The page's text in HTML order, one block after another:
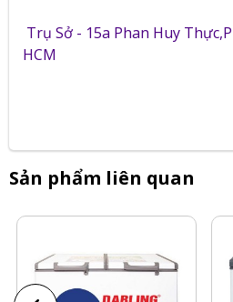
Trụ Sở - 15a Phan Huy
HCM
Sản phẩm liên quan